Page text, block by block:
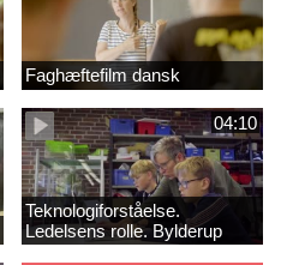
Faghæftefilm dansk
04:10
Teknologiforståelse.
Ledelsens rolle. Bylderup
Skole